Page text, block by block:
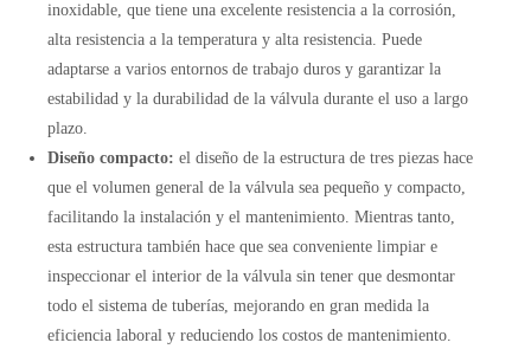
inoxidable, que tiene una excelente resistencia a la corrosión,
alta resistencia a la temperatura y alta resistencia. Puede
adaptarse a varios entornos de trabajo duros y garantizar la
estabilidad y la durabilidad de la válvula durante el uso a largo
plazo.
Diseño compacto: el diseño de la estructura de tres piezas hace
que el volumen general de la válvula sea pequeño y compacto,
facilitando la instalación y el mantenimiento. Mientras tanto,
esta estructura también hace que sea conveniente limpiar e
inspeccionar el interior de la válvula sin tener que desmontar
todo el sistema de tuberías, mejorando en gran medida la
eficiencia laboral y reduciendo los costos de mantenimiento.